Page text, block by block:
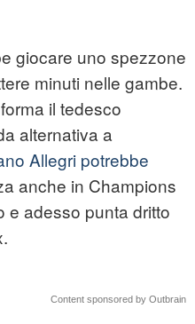
giocare uno spezzone
minuti nelle gambe.
il tedesco
alternativa a
Allegri potrebbe
anche in Champions
e adesso punta dritto
Content sponsored by Outbrain